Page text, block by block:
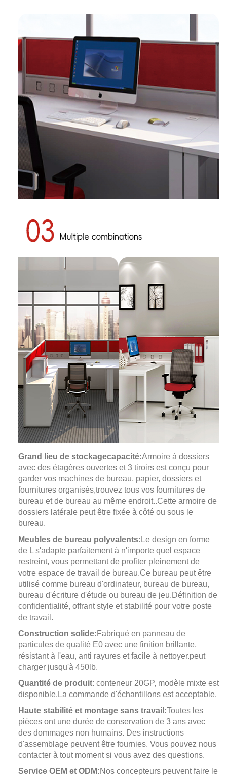
Grand lieu de stockagecapacité:Armoire à dossiers
avec des étagères ouvertes et 3 tiroirs est conçu pour
garder vos machines de bureau, papier, dossiers et
fournitures organisés,trouvez tous vos fournitures de
bureau et de bureau au même endroit..Cette armoire de
dossiers latérale peut être fixée à côté ou sous le
bureau.
Meubles de bureau polyvalents: Le design en forme
de L s'adapte parfaitement à n'importe quel espace
restreint, vous permettant de profiter pleinement de
votre espace de travail de bureau.Ce bureau peut être
utilisé comme bureau d'ordinateur, bureau de bureau,
bureau d'écriture d'étude ou bureau de jeu.Définition de
confidentialité, offrant style et stabilité pour votre poste
de travail.
Construction solide:Fabriqué en panneau de
particules de qualité E0 avec une finition brillante,
résistant à l'eau, anti rayures et facile à nettoyer.peut
charger jusqu'à 450lb.
Quantité de produit: conteneur 20GP, modèle mixte est
disponible.La commande d'échantillons est acceptable.
Haute stabilité et montage sans travail:Toutes les
pièces ont une durée de conservation de 3 ans avec
des dommages non humains. Des instructions
d'assemblage peuvent être fournies. Vous pouvez nous
contacter à tout moment si vous avez des questions.
Service OEM et ODM:Nos concepteurs peuvent faire le